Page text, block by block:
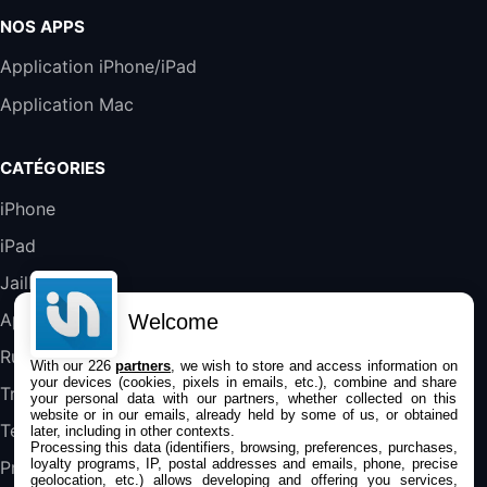
Harman Kardon SoundSticks 5 Haut-Parleur
289,47€
Galaxy S25 FE 6,7\" 5G Nano SIM 128 Go
Blanc
357,4€
Jeu FIFA 20 sur PC (code à télécharger)
45,98€57,99€Rue Du Commerce (Vendeur Tiers)
NOS APPS
Application iPhone/iPad
Application Mac
CATÉGORIES
iPhone
iPad
Jailbreak
Applications
Rumeurs
Trucs & astuces
Tests
Promos
Welcome
With our 226partners , we wish to store and access information on
your devices (cookies, pixels in emails, etc.), combine and share
your personal data with our partners, whether collected on this
website or in our emails, already held by some of us, or obtained
later, including in other contexts.
Processing this data (identifiers, browsing, preferences, purchases,
loyalty programs, IP, postal addresses and emails, phone, precise
geolocation, etc.) allows developing and offering you services,